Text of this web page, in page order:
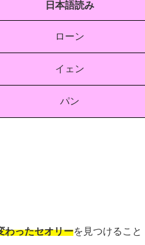
日本語読み
ローン
イェン
パン
わったセオリーを見つけること